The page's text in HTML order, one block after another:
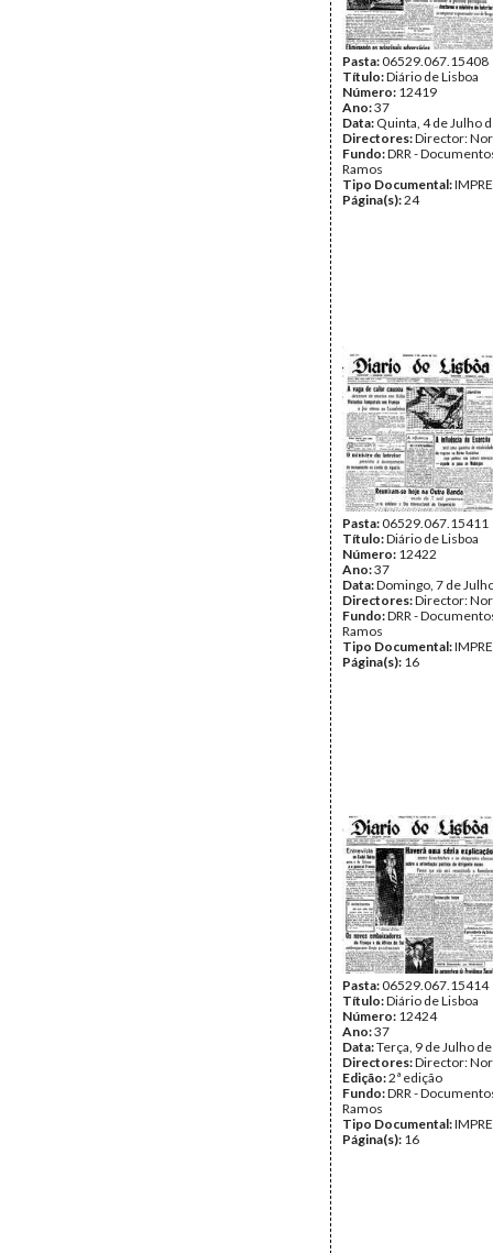
Pasta:06529.067.15408
Título:Diário de Lisboa
Número: 12419
Ano:37
Data: Quinta, 4 de Julho
Directores:Director:
Fundo:DRR -
Ramos
Tipo Documental:
Página(s):24
Pasta:06529.067.15411
Título:Diário de Lisboa
Número: 12422
Ano:37
Data:Domingo, 7 de
Directores:Director:
Fundo:DRR -
Ramos
Tipo Documental:
Página(s): 16
Pasta:06529.067.15414
Título:Diário de Lisboa
Número: 12424
Ano:37
Data:Terça, 9 de Julho
Directores:Director:
Edição:2ª edição
Fundo:DRR -
Ramos
Tipo Documental:
Página(s): 16